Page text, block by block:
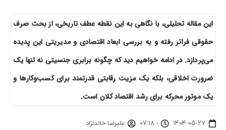
این مقاله تحلیلی، با نگاهی به این نقطه عطف تاریخی، از بحث صرف
حقوقی فراتر رفته و به بررسی ابعاد اقتصادی و مدیریتی این پدیده
می‌پردازد. در ادامه خواهیم دید که چگونه برابری جنسیتی نه تنها یک
ضرورت اخلاقی، بلکه یک مزیت رقابتی قدرتمند برای کسب‌وکارها و
یک موتور محرکه برای رشد اقتصاد کلان است.
۱۴۰۴-۰۵-۲۷ - ۰۷:۱۸ علیرضا خالدنژاد